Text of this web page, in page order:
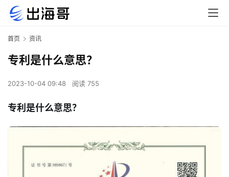
首页 资讯
专利是什么意思？
2023-10-04 09:48 阅读 755
专利是什么意思？